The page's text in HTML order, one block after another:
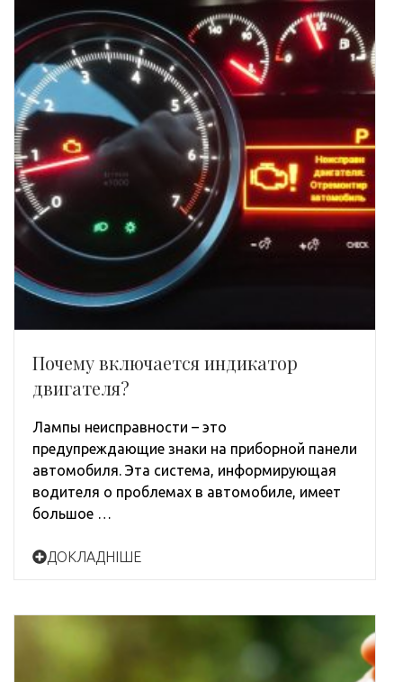
Почему включается индикатор
двигателя?
Лампы неисправности – это
предупреждающие знаки на приборной панели
автомобиля. Эта система, информирующая
водителя о проблемах в автомобиле, имеет
большое …
ДОКЛАДНІШЕ